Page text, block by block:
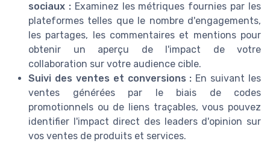
sociaux :Examinez les métriques fournies par les
plateformes telles que le nombre d'engagements,
les partages, les commentaires et mentions pour
obtenir un aperçu de l'impact de votre
collaboration sur votre audience cible.
Suivi des ventes et conversions : En suivant les
ventes générées par le biais de codes
promotionnels ou de liens traçables, vous pouvez
identifier l'impact direct des leaders d'opinion sur
vos ventes de produits et services.